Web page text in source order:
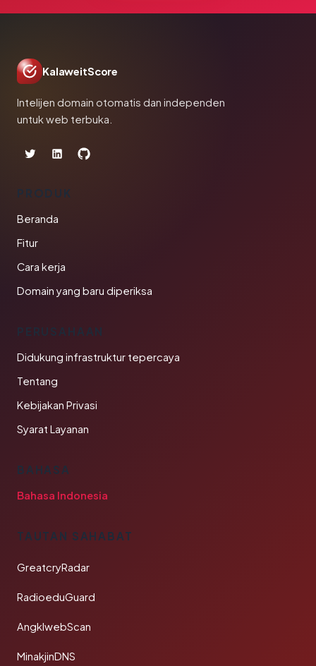
KalaweitScore
Intelijen domain otomatis dan independen
untuk web terbuka.
PRODUK
Beranda
Fitur
Cara kerja
Domain yang baru diperiksa
PERUSAHAAN
Didukung infrastruktur tepercaya
Tentang
Kebijakan Privasi
Syarat Layanan
BAHASA
Bahasa Indonesia
TAUTAN SAHABAT
GreatcryRadar
RadioeduGuard
AngklwebScan
MinakjinDNS